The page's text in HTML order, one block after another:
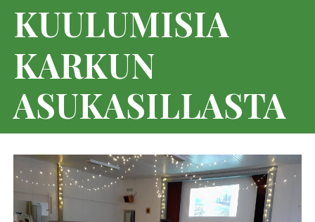
KUULUMISIA
KARKUN
ASUKASILLASTA